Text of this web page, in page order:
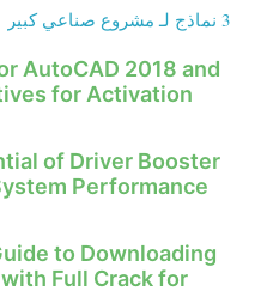
AutoCAD 2018 and
for Activation
of Driver Booster
Performance
to Downloading
with Full Crack for